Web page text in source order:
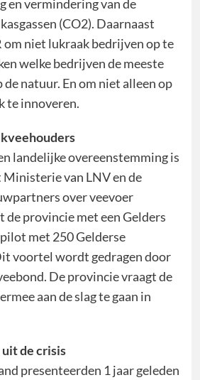
en vermindering van de
(CO2). Daarnaast
om niet lukraak bedrijven op te
welke bedrijven de meeste
natuur. En om niet alleen op
te innoveren.
landelijke overeenstemming is
van LNV en de
over veevoer
de provincie met een Gelders
met 250 Gelderse
voortel wordt gedragen door
De provincie vraagt de
aan de slag te gaan in
uit de crisis
presenteerden 1 jaar geleden